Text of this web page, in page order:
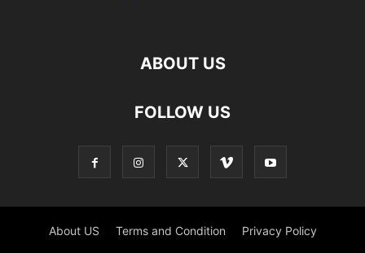
ABOUT US
FOLLOW US
About US Terms and Condition Privacy Policy